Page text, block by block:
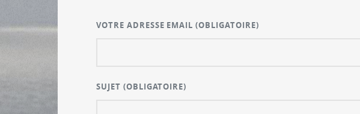
VOTRE ADRESSE EMAIL(OBLIGATOIRE)
SUJET (OBLIGATOIRE)